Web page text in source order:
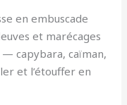
en embuscade
et marécages
capybara, caïman,
et l’étouffer en